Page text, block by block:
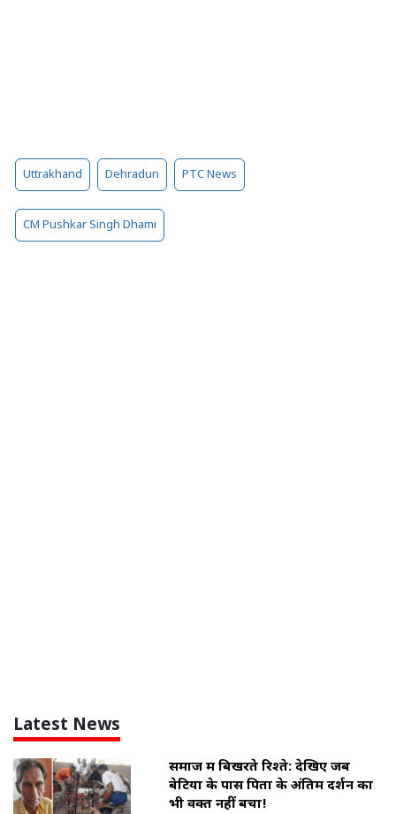
Uttrakhand Dehradun PTC News
CM Pushkar Singh Dhami
Latest News
समाज में बिखरते रिश्ते: देखिए जब
बेटियों के पास पिता के अंतिम दर्शन का
भी वक्त नहीं बचा!